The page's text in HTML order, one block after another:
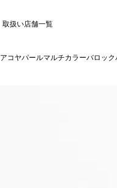
取扱い店舗一覧
アコヤパールマルチカラーバロッ